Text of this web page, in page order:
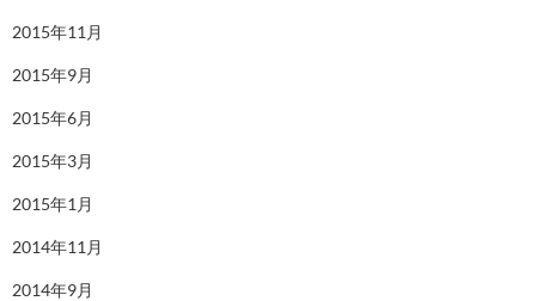
2015年11月
2015年9月
2015年6月
2015年3月
2015年1月
2014年11月
2014年9月